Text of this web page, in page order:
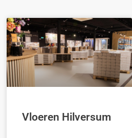
Vloeren Hilversum